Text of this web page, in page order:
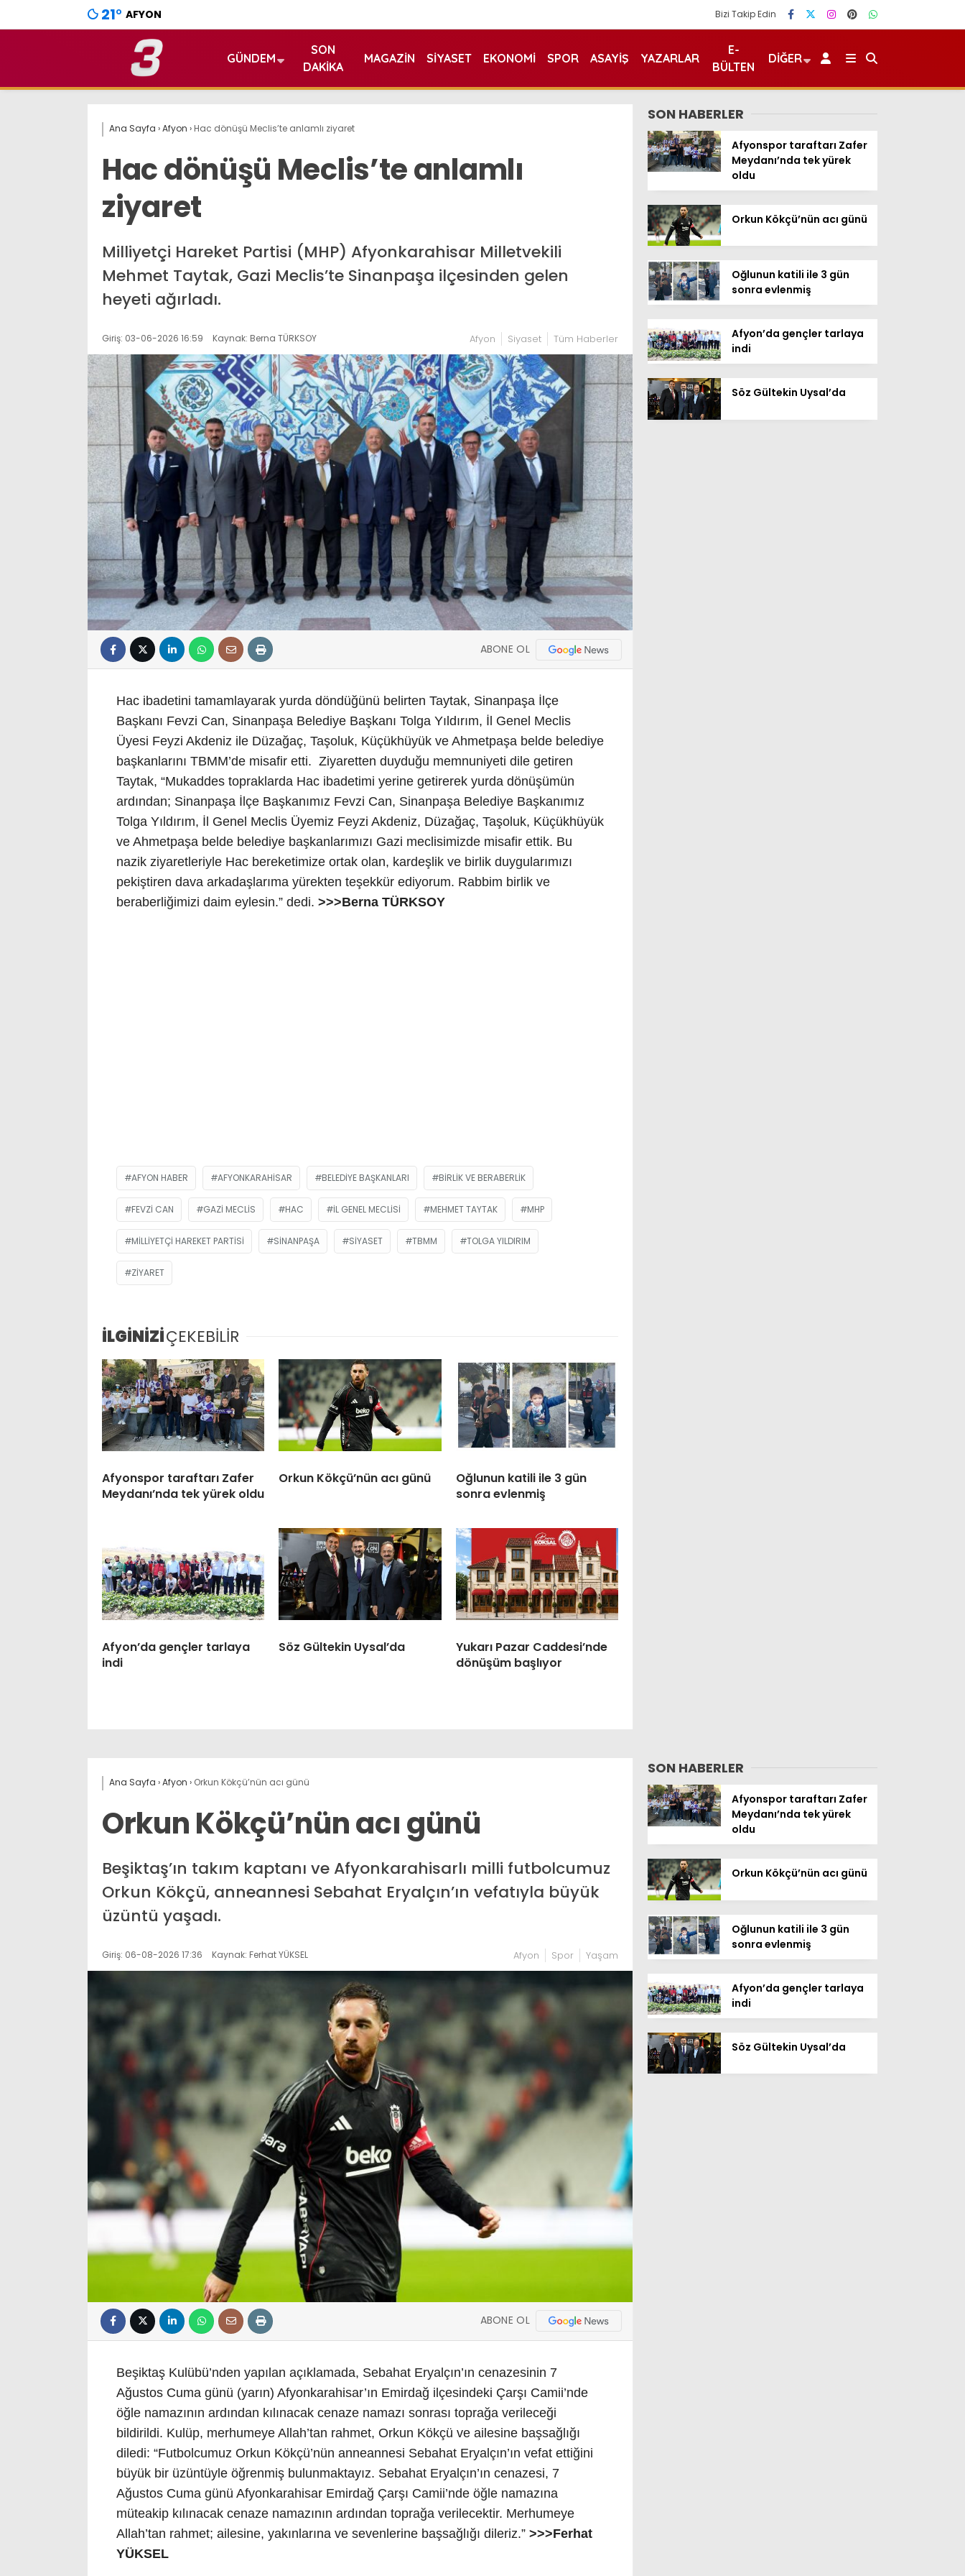
21° AFYON Bizi Takip Edin
GÜNDEM
SON
DAKIKA
MAGAZIN SIYASET EKONOMI SPOR ASAYIŞ YAZARLAR
E-
BÜLTEN
DIĞER
Ana Sayfa ›Afyon › Hac dönüşü Meclis’te anlamlı ziyaret
Hac dönüşü Meclis’te anlamlı
ziyaret
Milliyetçi Hareket Partisi (MHP) Afyonkarahisar Milletvekili
Mehmet Taytak, Gazi Meclis’te Sinanpaşa ilçesinden gelen
heyeti ağırladı.
Giriş: 03-06-2026 16:59 Kaynak: Berna TÜRKSOY Afyon Siyaset Tüm Haberler
ABONE OL
Hac ibadetini tamamlayarak yurda döndüğünü belirten Taytak, Sinanpaşa İlçe
Başkanı Fevzi Can, Sinanpaşa Belediye Başkanı Tolga Yıldırım, İl Genel Meclis
Üyesi Feyzi Akdeniz ile Düzağaç, Taşoluk, Küçükhüyük ve Ahmetpaşa belde belediye
başkanlarını TBMM’de misafir etti. Ziyaretten duyduğu memnuniyeti dile getiren
Taytak, “Mukaddes topraklarda Hac ibadetimi yerine getirerek yurda dönüşümün
ardından; Sinanpaşa İlçe Başkanımız Fevzi Can, Sinanpaşa Belediye Başkanımız
Tolga Yıldırım, İl Genel Meclis Üyemiz Feyzi Akdeniz, Düzağaç, Taşoluk, Küçükhüyük
ve Ahmetpaşa belde belediye başkanlarımızı Gazi meclisimizde misafir ettik. Bu
nazik ziyaretleriyle Hac bereketimize ortak olan, kardeşlik ve birlik duygularımızı
pekiştiren dava arkadaşlarıma yürekten teşekkür ediyorum. Rabbim birlik ve
beraberliğimizi daim eylesin.” dedi. >>>Berna TÜRKSOY
AFYON HABER AFYONKARAHISAR BELEDIYE BAŞKANLARI BIRLIK VE BERABERLIK
FEVZI CAN GAZI MECLIS HAC İL GENEL MECLISI MEHMET TAYTAK MHP
MILLIYETÇI HAREKET PARTISI SINANPAŞA SIYASET TBMM TOLGA YILDIRIM
ZIYARET
İLGİNİZİÇEKEBİLİR
Afyonspor taraftarı Zafer
Meydanı’nda tek yürek oldu
Orkun Kökçü’nün acı günü
Oğlunun katili ile 3 gün
sonra evlenmiş
Afyon’da gençler tarlaya
indi
Söz Gültekin Uysal’da
Yukarı Pazar Caddesi’nde
dönüşüm başlıyor
SON HABERLER
Afyonspor taraftarı Zafer
Meydanı’nda tek yürek
oldu
Orkun Kökçü’nün acı günü
Oğlunun katili ile 3 gün
sonra evlenmiş
Afyon’da gençler tarlaya
indi
Söz Gültekin Uysal’da
Ana Sayfa ›Afyon › Orkun Kökçü’nün acı günü
Orkun Kökçü’nün acı günü
Beşiktaş’ın takım kaptanı ve Afyonkarahisarlı milli futbolcumuz
Orkun Kökçü, anneannesi Sebahat Eryalçın’ın vefatıyla büyük
üzüntü yaşadı.
Giriş: 06-08-2026 17:36 Kaynak: Ferhat YÜKSEL Afyon Spor Yaşam
ABONE OL
Beşiktaş Kulübü’nden yapılan açıklamada, Sebahat Eryalçın’ın cenazesinin 7
Ağustos Cuma günü (yarın) Afyonkarahisar’ın Emirdağ ilçesindeki Çarşı Camii’nde
öğle namazının ardından kılınacak cenaze namazı sonrası toprağa verileceği
bildirildi. Kulüp, merhumeye Allah’tan rahmet, Orkun Kökçü ve ailesine başsağlığı
diledi: “Futbolcumuz Orkun Kökçü’nün anneannesi Sebahat Eryalçın’ın vefat ettiğini
büyük bir üzüntüyle öğrenmiş bulunmaktayız. Sebahat Eryalçın’ın cenazesi, 7
Ağustos Cuma günü Afyonkarahisar Emirdağ Çarşı Camii’nde öğle namazına
müteakip kılınacak cenaze namazının ardından toprağa verilecektir. Merhumeye
Allah’tan rahmet; ailesine, yakınlarına ve sevenlerine başsağlığı dileriz.” >>>Ferhat
YÜKSEL
SON HABERLER
Afyonspor taraftarı Zafer
Meydanı’nda tek yürek
oldu
Orkun Kökçü’nün acı günü
Oğlunun katili ile 3 gün
sonra evlenmiş
Afyon’da gençler tarlaya
indi
Söz Gültekin Uysal’da